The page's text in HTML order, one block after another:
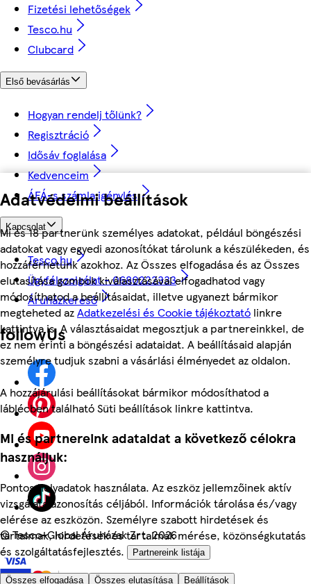
Adatvédelmi beállítások
Mi és 18 partnerünk személyes adatokat, például böngészési
adatokat vagy egyedi azonosítókat tárolunk a készülékeden, és
hozzáférhetünk azokhoz. Az Összes elfogadása és az Összes
elutasítása gombok kiválasztásával elfogadhatod vagy
módosíthatod a beállításaidat, illetve ugyanezt bármikor
megteheted azAdatkezelési és Cookie tájékoztató linkre
kattintva is. A választásaidat megosztjuk a partnereinkkel, de
ez nem érinti a böngészési adataidat. A beállításaid alapján
személyre tudjuk szabni a vásárlási élményedet az oldalon.
A hozzájárulási beállításokat bármikor módosíthatod a
láblécben található Süti beállítások linkre kattintva.
Mi és partnereink adataidat a következő célokra
használjuk:
Pontos helyadatok használata. Az eszköz jellemzőinek aktív
vizsgálata azonosítás céljából. Információk tárolása és/vagy
elérése az eszközön. Személyre szabott hirdetések és
tartalmak, hirdetések és tartalmak mérése, közönségkutatás
és szolgáltatásfejlesztés.
Partnereink listája
Összes elfogadása Összes elutasítása Beállítások
Fizetési lehetőségek
Tesco.hu
Clubcard
Első bevásárlás
Hogyan rendelj tőlünk?
Regisztráció
Idősáv foglalása
Kedvenceim
ÁFÁ-s számla igénylés
Kapcsolat
Tesco.hu
Ügyfélszolgálat - 0680222333
Áruházkereső
followUs
©Tesco-Global Áruházak Zrt. 2026